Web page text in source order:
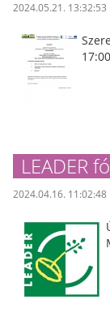
2024.05.21. 13:32:53
LEADER
2024.04.16. 11:02:48